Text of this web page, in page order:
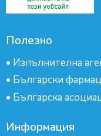
Полезно
• Изпълнителна
• Български
• Българска
Информация